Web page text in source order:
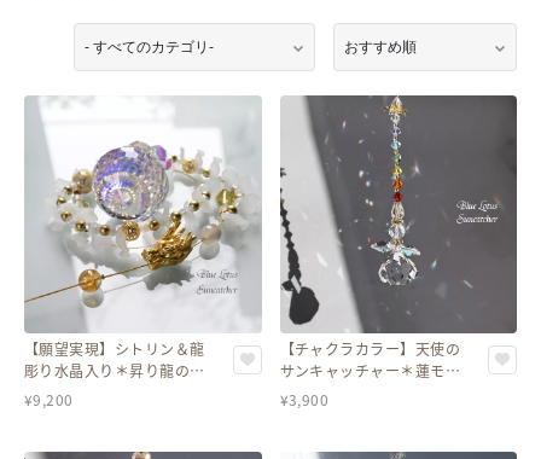
【願望実現】シトリン＆龍
彫り水晶入り＊昇り龍の黄
金サンキャッチャー
¥9,200
【チャクラカラー】天使の
サンキャッチャー＊蓮モチ
ーフ／スワロフスキークリ
スタル〈全6色〉
¥3,900